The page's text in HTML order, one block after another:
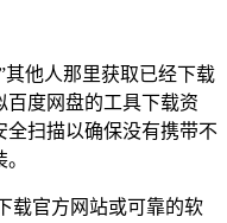
其他人那里获取已经下载
百度网盘的工具下载资
全扫描以确保没有携带不
载官方网站或可靠的软